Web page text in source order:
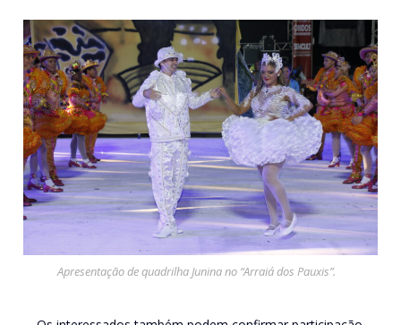
Apresentação de quadrilha Junina no “Arraiá dos Pauxis”.